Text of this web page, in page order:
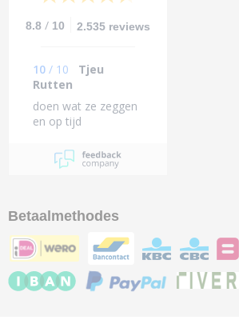
8.8 / 10 2.535 reviews
10 / 10
Tjeu
Rutten
doen wat ze zeggen
en op tijd
Betaalmethodes